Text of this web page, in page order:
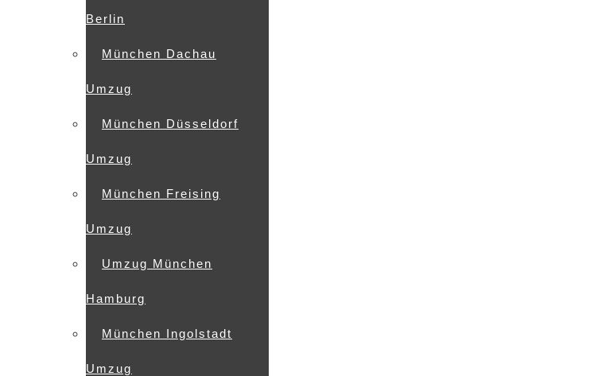
Berlin
München Dachau
Umzug
München Düsseldorf
Umzug
München Freising
Umzug
Umzug München
Hamburg
München Ingolstadt
Umzug